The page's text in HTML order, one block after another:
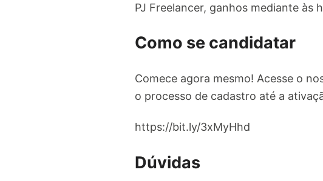
PJ Freelancer, ganhos mediante às
Como se candidatar
Comece agora mesmo! Acesse o
o processo de cadastro até a
https://bit.ly/3xMyHhd
Dúvidas